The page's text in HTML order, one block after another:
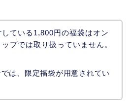
している1,800円の福袋はオン
プでは取り扱っていません。
は、限定福袋が用意されてい